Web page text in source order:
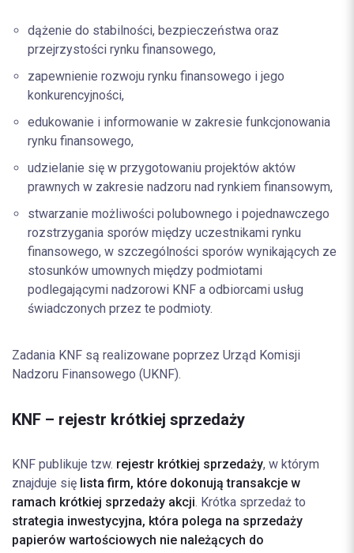
dążenie do stabilności, bezpieczeństwa oraz
przejrzystości rynku finansowego,
zapewnienie rozwoju rynku finansowego i jego
konkurencyjności,
edukowanie i informowanie w zakresie funkcjonowania
rynku finansowego,
udzielanie się w przygotowaniu projektów aktów
prawnych w zakresie nadzoru nad rynkiem finansowym,
stwarzanie możliwości polubownego i pojednawczego
rozstrzygania sporów między uczestnikami rynku
finansowego, w szczególności sporów wynikających ze
stosunków umownych między podmiotami
podlegającymi nadzorowi KNF a odbiorcami usług
świadczonych przez te podmioty.
Zadania KNF są realizowane poprzez Urząd Komisji
Nadzoru Finansowego (UKNF).
KNF – rejestr krótkiej sprzedaży
KNF publikuje tzw. rejestr krótkiej sprzedaży, w którym
znajduje się lista firm, które dokonują transakcje w
ramach krótkiej sprzedaży akcji. Krótka sprzedaż to
strategia inwestycyjna, która polega na sprzedaży
papierów wartościowych nie należących do